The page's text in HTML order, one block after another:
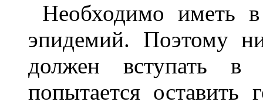
Необходимо иметь
эпидемий. Поэтому
должен вступать в
попытается